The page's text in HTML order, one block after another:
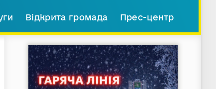
Відкрита громада Прес-центр